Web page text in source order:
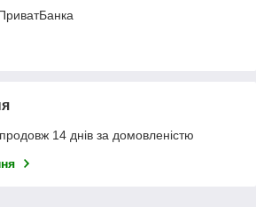
14 днів за домовленістю